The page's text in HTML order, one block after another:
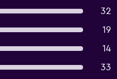
32
19
14
33